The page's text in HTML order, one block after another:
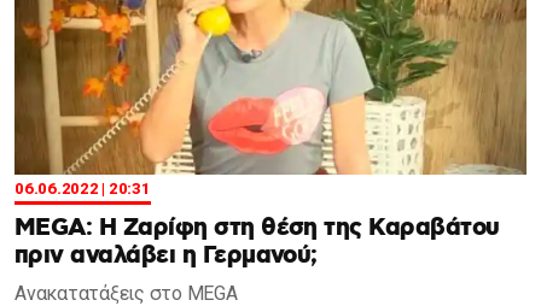
06.06.2022 | 20:31
MEGA: Η Ζαρίφη στη θέση της Καραβάτου
πριν αναλάβει η Γερμανού;
Ανακατατάξεις στο MEGA